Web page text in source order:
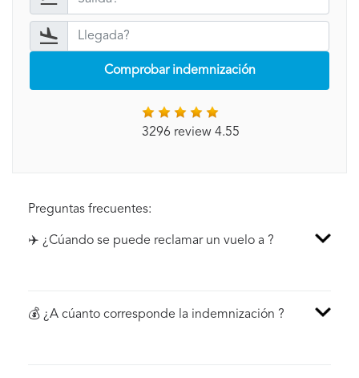
Comprobar indemnización
3296 review 4.55
Preguntas frecuentes:
✈️ ¿Cúando se puede reclamar un vuelo a ?
💰 ¿A cúanto corresponde la indemnización ?